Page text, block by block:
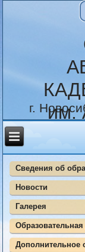
им.
г.
Сведения об
Новости
Галерея
Дополнительное